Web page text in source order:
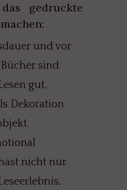
gedruckte
und vor
sind
gut,
Dekoration
nicht nur